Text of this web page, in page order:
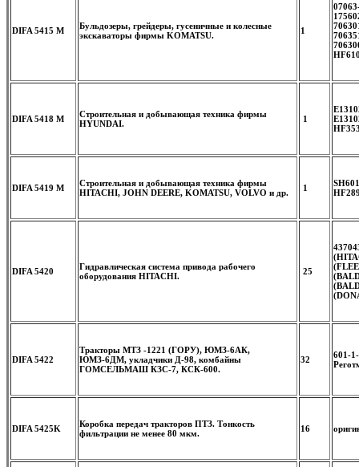
DIFA 5415 M
Бульдозеры, грейдеры, гусеничные и колесные
экскаваторы фирмы KOMATSU.
1
DIFA 5418 M
Строительная и добывающая техника фирмы
HYUNDAI.
1
DIFA 5419 M
Строительная и добывающая техника фирмы
HITACHI, JOHN DEERE, KOMATSU, VOLVO и др.
1
DIFA 5420
Гидравлическая система привода рабочего
оборудования HITACHI.
25
DIFA 5422
Тракторы МТЗ -1221 (ГОРУ), ЮМЗ-6АК,
ЮМЗ-6ДМ, укладчики Д-98, комбайны
ГОМСЕЛЬМАШ КЗС-7, КСК-600.
32
601-
DIFA 5425K Коробка передач тракторов ПТЗ. Тонкость
фильтрации не менее 80 мкм.
16